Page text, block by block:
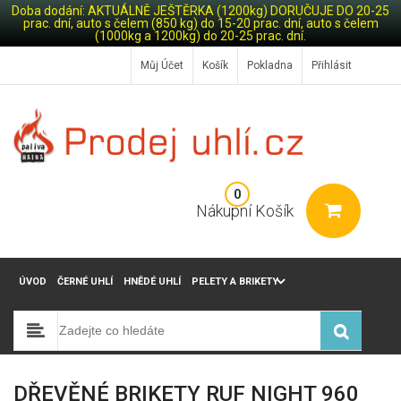
Doba dodání: AKTUÁLNĚ JEŠTĚRKA (1200kg) DORUČUJE DO 20-25
prac. dní, auto s čelem (850 kg) do 15-20 prac. dní, auto s čelem
(1000kg a 1200kg) do 20-25 prac. dní.
Můj Účet Košík Pokladna Přihlásit
Nákupní Košík
0
ÚVOD ČERNÉ UHLÍ HNĚDÉ UHLÍ PELETY A BRIKETY
DŘEVĚNÉ BRIKETY RUF NIGHT 960